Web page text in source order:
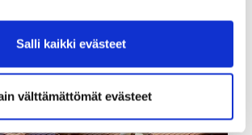
Salli kaikki evästeet
välttämättömät evästeet